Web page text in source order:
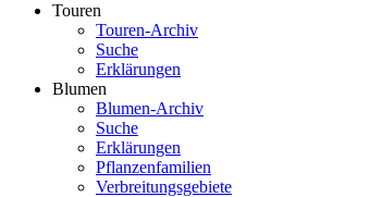
Touren
Touren-Archiv
Suche
Erklärungen
Blumen
Blumen-Archiv
Suche
Erklärungen
Pflanzenfamilien
Verbreitungsgebiete